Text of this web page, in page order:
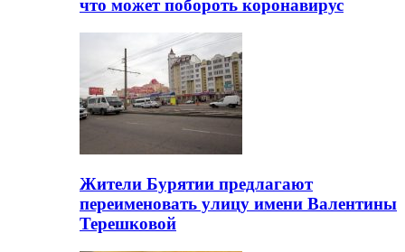
что может побороть коронавирус
Жители Бурятии предлагают
переименовать улицу имени Валентины
Терешковой